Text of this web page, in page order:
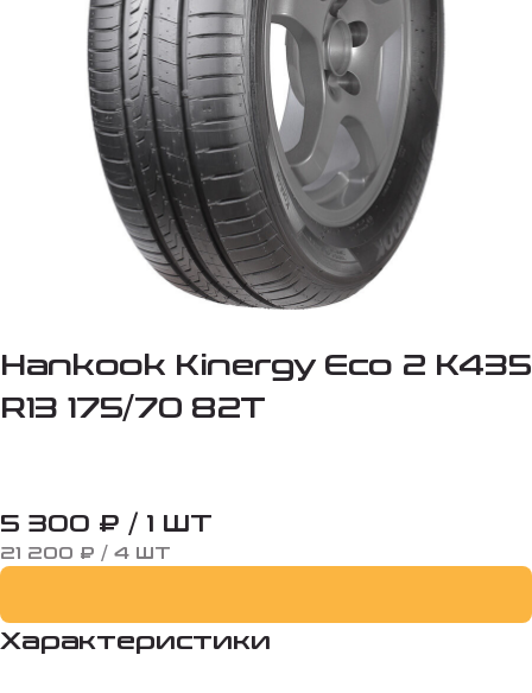
Hankook Kinergy Eco 2 K435
R13 175/70 82T
5 300 ₽ / 1 ШТ
21 200 ₽ / 4 ШТ
Характеристики